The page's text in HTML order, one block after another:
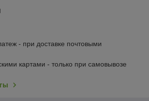
- при доставке почтовыми
картами - только при самовывозе